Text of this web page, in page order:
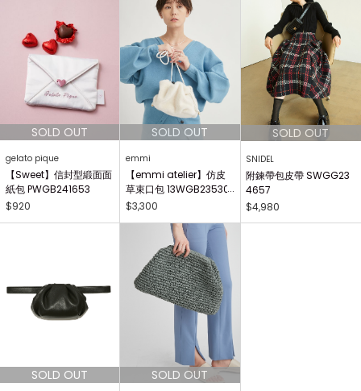
gelato pique
【Sweet】信封型緞面面
紙包 PWGB241653
$920
emmi
【emmi atelier】仿皮
草束口包 13WGB23530
2
$3,300
SNIDEL
附鍊帶包皮帶 SWGG23
4657
$4,980